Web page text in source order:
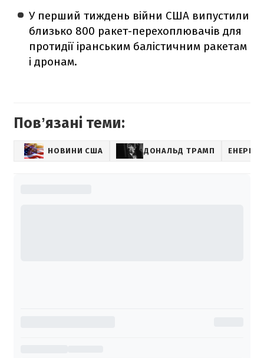
У перший тиждень війни США випустили
близько 800 ракет-перехоплювачів для
протидії іранським балістичним ракетам
і дронам.
Повʼязані теми:
НОВИНИ США ДОНАЛЬД ТРАМП